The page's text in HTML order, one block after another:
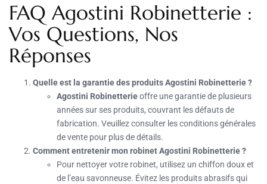
FAQ Agostini Robinetterie :
Vos Questions, Nos
Réponses
Quelle est la garantie des produits Agostini Robinetterie ?
Agostini Robinetterieoffre une garantie de plusieurs
années sur ses produits, couvrant les défauts de
fabrication. Veuillez consulter les conditions générales
de vente pour plus de détails.
Comment entretenir mon robinet Agostini Robinetterie ?
Pour nettoyer votre robinet, utilisez un chiffon doux et
de l’eau savonneuse. Évitez les produits abrasifs qui